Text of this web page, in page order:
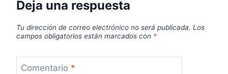
Deja una respuesta
Tu dirección de correo electrónico no será publicada. Los
campos obligatorios están marcados con *
Comentario *